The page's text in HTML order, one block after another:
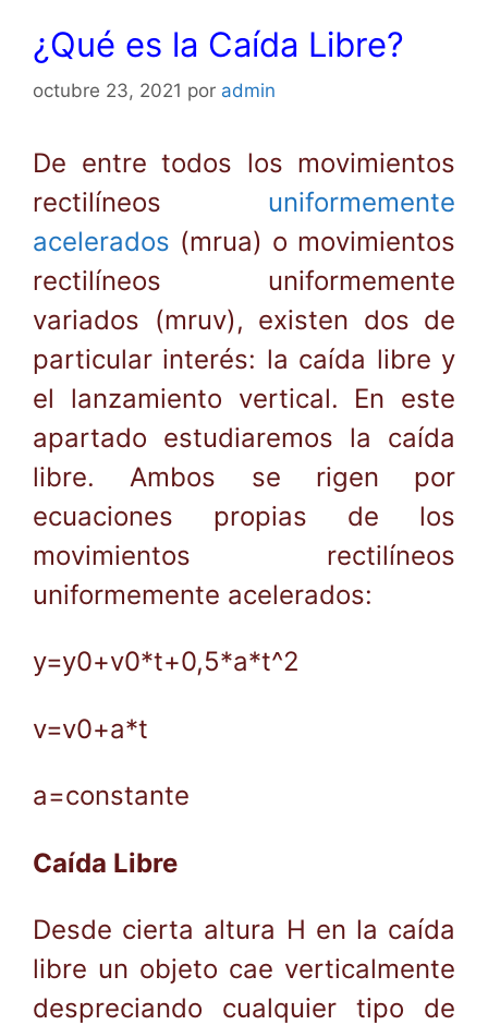
¿Qué es la Caída Libre?
octubre 23, 2021 por admin
De entre todos los movimientos
rectilíneos uniformemente
acelerados (mrua) o movimientos
rectilíneos uniformemente
variados (mruv), existen dos de
particular interés: la caída libre y
el lanzamiento vertical. En este
apartado estudiaremos la caída
libre. Ambos se rigen por
ecuaciones propias de los
movimientos rectilíneos
uniformemente acelerados:
y=y0+v0*t+0,5*a*t^2
v=v0+a*t
a=constante
Caída Libre
Desde cierta altura H en la caída
libre un objeto cae verticalmente
despreciando cualquier tipo de